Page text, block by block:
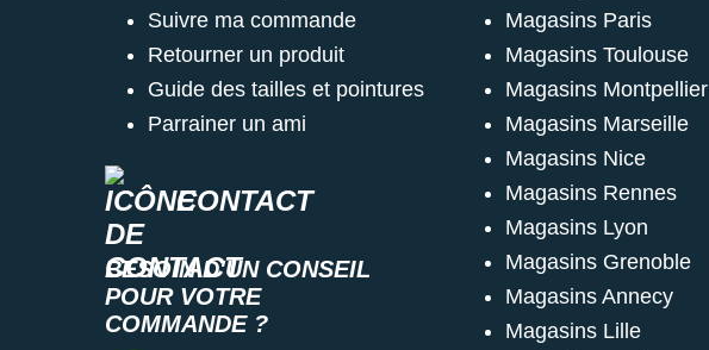
CONTACT
BESOIN D'UN CONSEIL
POUR VOTRE
COMMANDE ?
Suivre ma commande
Retourner un produit
Guide des tailles et pointures
Parrainer un ami
Magasins Paris
Magasins Toulouse
Magasins Montpellier
Magasins Marseille
Magasins Nice
Magasins Rennes
Magasins Lyon
Magasins Grenoble
Magasins Annecy
Magasins Lille